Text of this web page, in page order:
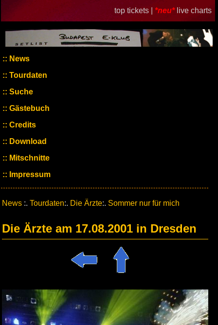
top tickets | *neu* live charts
News
Tourdaten
Suche
Gästebuch
Credits
Download
Mitschnitte
Impressum
News :. Tourdaten:. Die Ärzte:. Sommer nur für mich
Die Ärzte am 17.08.2001 in Dresden